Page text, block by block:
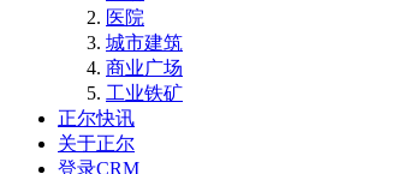
医院
城市建筑
商业广场
工业铁矿
正尔快讯
关于正尔
登录CRM